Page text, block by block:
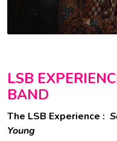
LSB
BAND
The LSB Experience :
Young